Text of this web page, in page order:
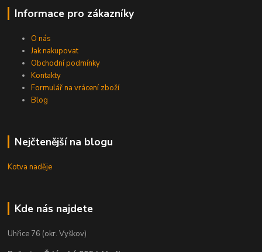
Informace pro zákazníky
O nás
Jak nakupovat
Obchodní podmínky
Kontakty
Formulář na vrácení zboží
Blog
Nejčtenější na blogu
Kotva naděje
Kde nás najdete
Uhřice 76 (okr. Vyškov)